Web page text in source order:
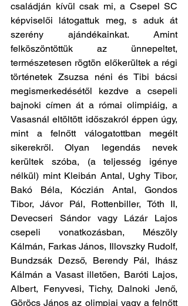
családján kívül csak mi, a Csepel SC
képviselői látogattuk meg, s aduk át
szerény ajándékainkat. Amint
felköszöntöttük az ünnepeltet,
természetesen rögtön előkerültek a régi
történetek Zsuzsa néni és Tibi bácsi
megismerkedésétől kezdve a csepeli
bajnoki címen át a római olimpiáig, a
Vasasnál eltöltött időszakról éppen úgy,
mint a felnőtt válogatottban megélt
sikerekről. Olyan legendás nevek
kerültek szóba, (a teljesség igénye
nélkül) mint Kleibán Antal, Ughy Tibor,
Bakó Béla, Kóczián Antal, Gondos
Tibor, Jávor Pál, Rottenbiller, Tóth II,
Devecseri Sándor vagy Lázár Lajos
csepeli vonatkozásban, Mészöly
Kálmán, Farkas János, Illovszky Rudolf,
Bundzsák Dezső, Berendy Pál, Ihász
Kálmán a Vasast illetően, Baróti Lajos,
Albert, Fenyvesi, Tichy, Dalnoki Jenő,
Göröcs János az olimpiai vagy a felnőtt